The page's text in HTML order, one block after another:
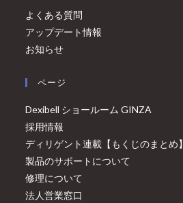
よくある質問
アップデート情報
お知らせ
ページ
Dexibell ショールーム GINZA
採用情報
ディリゲント連載【もくじのまとめ】
製品のサポートについて
修理について
法人営業窓口